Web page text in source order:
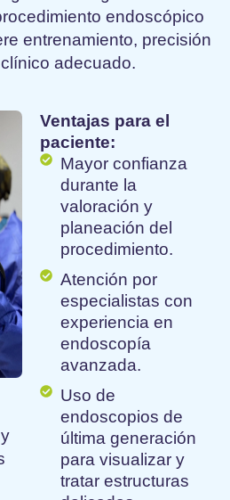
endoscópico
entrenamiento, precisión
adecuado.
Ventajas para el
paciente:
Mayor confianza
durante la
valoración y
planeación del
procedimiento.
Atención por
especialistas con
experiencia en
endoscopía
avanzada.
Uso de
endoscopios de
última generación
para visualizar y
tratar estructuras